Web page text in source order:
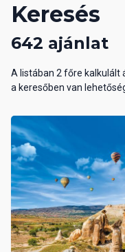
Keresés
642 ajánlat
A listában 2 főre kalkulált
a keresőben van